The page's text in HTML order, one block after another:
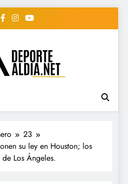
AL DIA •
Deportivo
#deportealdiaperiodico
23
su ley en Houston; los
Los Ángeles.